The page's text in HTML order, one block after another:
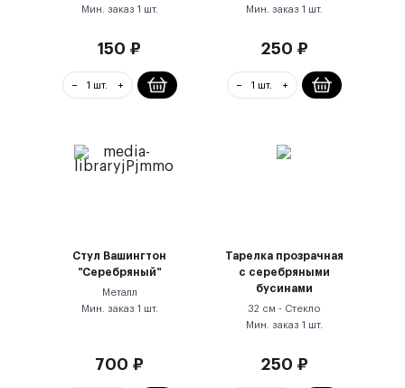
Мин. заказ 1 шт.
150 ₽
Мин. заказ 1 шт.
250 ₽
Стул Вашингтон
"Серебряный"
Металл
Мин. заказ 1 шт.
700 ₽
Тарелка прозрачная
с серебряными
бусинами
32 см - Стекло
Мин. заказ 1 шт.
250 ₽